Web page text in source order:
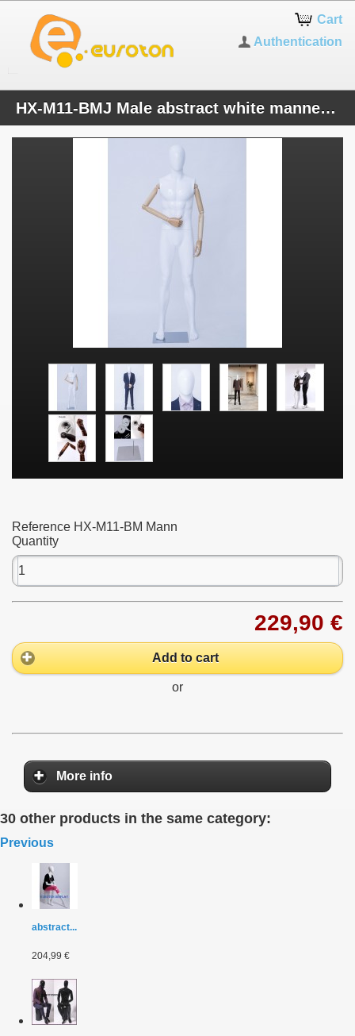
Cart
Authentication
HX-M11-BMJ Male abstract white mannequin
Reference HX-M11-BM Mann
Quantity
229,90 €
Add to cart
or
More info
30 other products in the same category:
Previous
abstract...
204,99 €